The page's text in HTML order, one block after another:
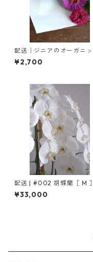
配送｜ジニアのオーガニッ
ブーケ
¥2,700
配送 | #002 胡蝶蘭［ M ］
¥33,000